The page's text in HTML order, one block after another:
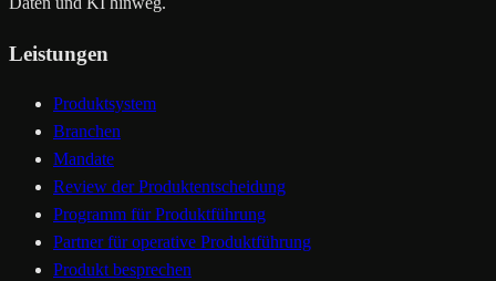
Leistungen
Produktsystem
Branchen
Mandate
Review der Produktentscheidung
Programm für Produktführung
Partner für operative Produktführung
Produkt besprechen